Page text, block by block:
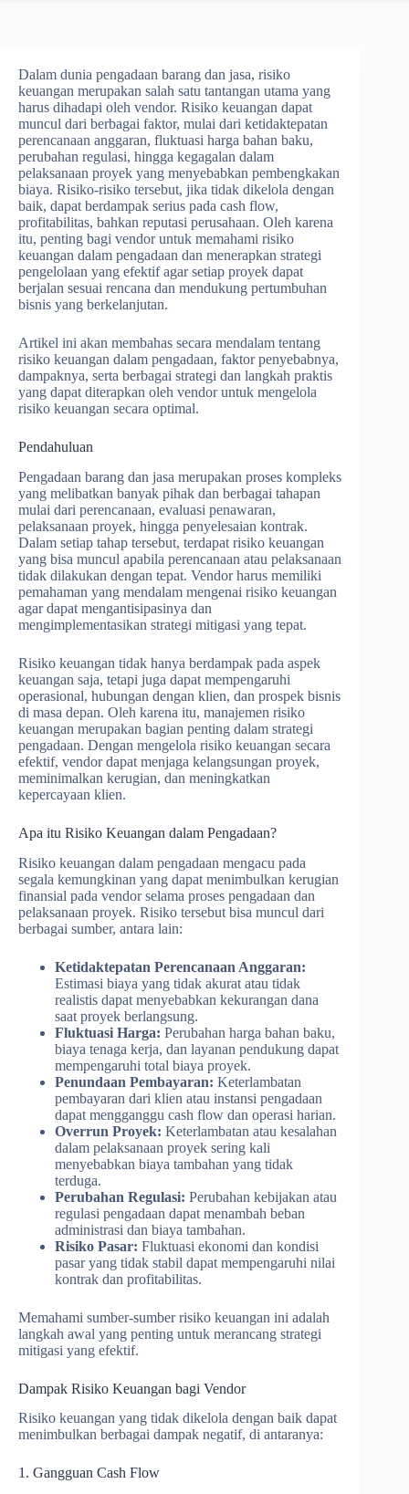
Dalam dunia pengadaan barang dan jasa, risiko
keuangan merupakan salah satu tantangan utama yang
harus dihadapi oleh vendor. Risiko keuangan dapat
muncul dari berbagai faktor, mulai dari ketidaktepatan
perencanaan anggaran, fluktuasi harga bahan baku,
perubahan regulasi, hingga kegagalan dalam
pelaksanaan proyek yang menyebabkan pembengkakan
biaya. Risiko-risiko tersebut, jika tidak dikelola dengan
baik, dapat berdampak serius pada cash flow,
profitabilitas, bahkan reputasi perusahaan. Oleh karena
itu, penting bagi vendor untuk memahami risiko
keuangan dalam pengadaan dan menerapkan strategi
pengelolaan yang efektif agar setiap proyek dapat
berjalan sesuai rencana dan mendukung pertumbuhan
bisnis yang berkelanjutan.
Artikel ini akan membahas secara mendalam tentang
risiko keuangan dalam pengadaan, faktor penyebabnya,
dampaknya, serta berbagai strategi dan langkah praktis
yang dapat diterapkan oleh vendor untuk mengelola
risiko keuangan secara optimal.
Pendahuluan
Pengadaan barang dan jasa merupakan proses kompleks
yang melibatkan banyak pihak dan berbagai tahapan
mulai dari perencanaan, evaluasi penawaran,
pelaksanaan proyek, hingga penyelesaian kontrak.
Dalam setiap tahap tersebut, terdapat risiko keuangan
yang bisa muncul apabila perencanaan atau pelaksanaan
tidak dilakukan dengan tepat. Vendor harus memiliki
pemahaman yang mendalam mengenai risiko keuangan
agar dapat mengantisipasinya dan
mengimplementasikan strategi mitigasi yang tepat.
Risiko keuangan tidak hanya berdampak pada aspek
keuangan saja, tetapi juga dapat mempengaruhi
operasional, hubungan dengan klien, dan prospek bisnis
di masa depan. Oleh karena itu, manajemen risiko
keuangan merupakan bagian penting dalam strategi
pengadaan. Dengan mengelola risiko keuangan secara
efektif, vendor dapat menjaga kelangsungan proyek,
meminimalkan kerugian, dan meningkatkan
kepercayaan klien.
Apa itu Risiko Keuangan dalam Pengadaan?
Risiko keuangan dalam pengadaan mengacu pada
segala kemungkinan yang dapat menimbulkan kerugian
finansial pada vendor selama proses pengadaan dan
pelaksanaan proyek. Risiko tersebut bisa muncul dari
berbagai sumber, antara lain:
Ketidaktepatan Perencanaan Anggaran:
Estimasi biaya yang tidak akurat atau tidak
realistis dapat menyebabkan kekurangan dana
saat proyek berlangsung.
Fluktuasi Harga: Perubahan harga bahan baku,
biaya tenaga kerja, dan layanan pendukung dapat
mempengaruhi total biaya proyek.
Penundaan Pembayaran: Keterlambatan
pembayaran dari klien atau instansi pengadaan
dapat mengganggu cash flow dan operasi harian.
Overrun Proyek: Keterlambatan atau kesalahan
dalam pelaksanaan proyek sering kali
menyebabkan biaya tambahan yang tidak
terduga.
Perubahan Regulasi: Perubahan kebijakan atau
regulasi pengadaan dapat menambah beban
administrasi dan biaya tambahan.
Risiko Pasar: Fluktuasi ekonomi dan kondisi
pasar yang tidak stabil dapat mempengaruhi nilai
kontrak dan profitabilitas.
Memahami sumber-sumber risiko keuangan ini adalah
langkah awal yang penting untuk merancang strategi
mitigasi yang efektif.
Dampak Risiko Keuangan bagi Vendor
Risiko keuangan yang tidak dikelola dengan baik dapat
menimbulkan berbagai dampak negatif, di antaranya:
1. Gangguan Cash Flow